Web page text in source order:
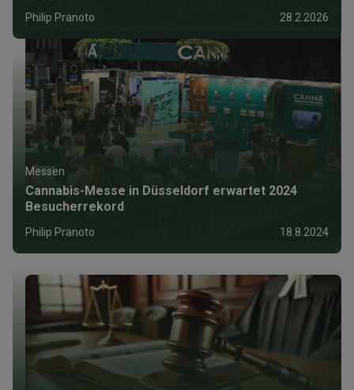
Philip Pranoto 28.2.2026
Messen
Cannabis-Messe in Düsseldorf erwartet 2024
Besucherrekord
Philip Pranoto 18.8.2024